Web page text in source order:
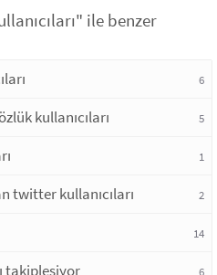
ile benzer
6
kullanıcıları 5
1
twitter kullanıcıları 2
14
takipleşiyor 6